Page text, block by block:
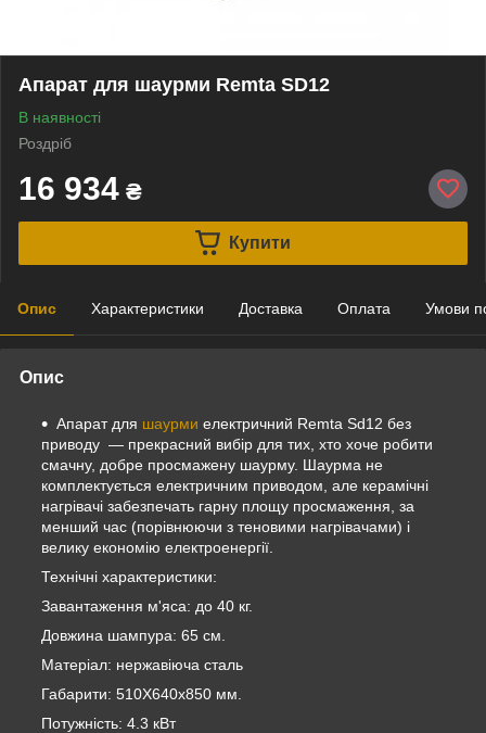
Апарат для шаурми Remta SD12
В наявності
Роздріб
16 934 ₴
Купити
Опис Характеристики Доставка Оплата Умови
Опис
Апарат для шаурми електричний Remta Sd12 без
приводу — прекрасний вибір для тих, хто хоче робити
смачну, добре просмажену шаурму. Шаурма не
комплектується електричним приводом, але керамічні
нагрівачі забезпечать гарну площу просмаження, за
менший час (порівнюючи з теновими нагрівачами) і
велику економію електроенергії.
Технічні характеристики:
Завантаження м'яса: до 40 кг.
Довжина шампура: 65 см.
Матеріал: нержавіюча сталь
Габарити: 510Х640х850 мм.
Потужність: 4.3 кВт